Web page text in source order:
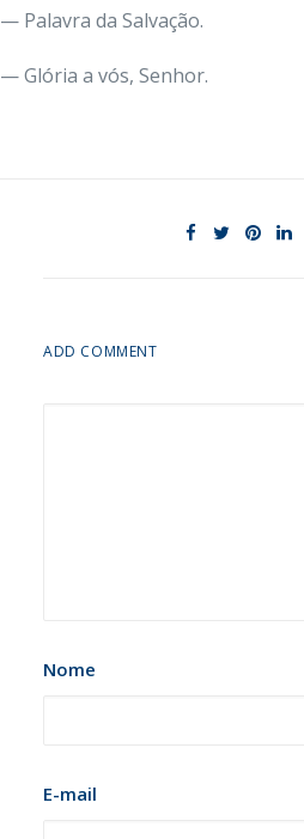
— Palavra da Salvação.
— Glória a vós, Senhor.
ADD COMMENT
Nome
E-mail